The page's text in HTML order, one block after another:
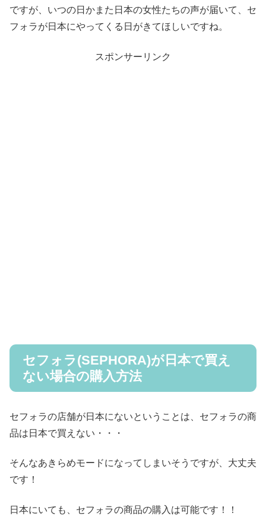
ですが、いつの日かまた日本の女性たちの声が届いて、セ
フォラが日本にやってくる日がきてほしいですね。
スポンサーリンク
セフォラ(SEPHORA)が日本で買え
ない場合の購入方法
セフォラの店舗が日本にないということは、セフォラの商
品は日本で買えない・・・
そんなあきらめモードになってしまいそうですが、大丈夫
です！
日本にいても、セフォラの商品の購入は可能です！！